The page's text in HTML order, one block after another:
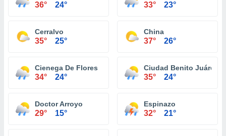
36° 24° 33° 23°
Cerralvo
35° 25°
China
37° 26°
Cienega De Flores
34° 24°
Ciudad Benito Juárez
35° 24°
Doctor Arroyo
29° 15°
Espinazo
32° 21°